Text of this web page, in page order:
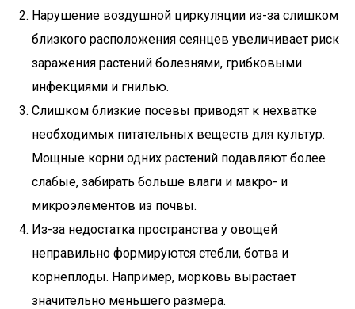
Нарушение воздушной циркуляции из-за слишком
близкого расположения сеянцев увеличивает риск
заражения растений болезнями, грибковыми
инфекциями и гнилью.
Слишком близкие посевы приводят к нехватке
необходимых питательных веществ для культур.
Мощные корни одних растений подавляют более
слабые, забирать больше влаги и макро- и
микроэлементов из почвы.
Из-за недостатка пространства у овощей
неправильно формируются стебли, ботва и
корнеплоды. Например, морковь вырастает
значительно меньшего размера.